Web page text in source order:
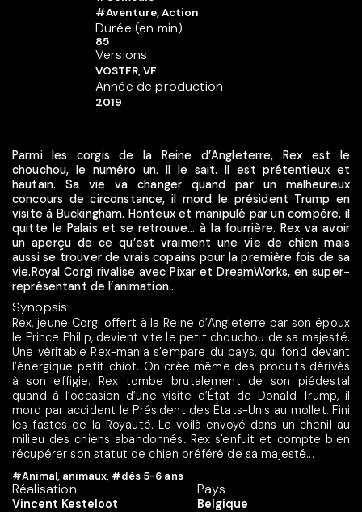
#Aventure, Action
Durée (en min)
85
Versions
VOSTFR, VF
Année de production
2019
Parmi les corgis de la Reine d’Angleterre, Rex est le
chouchou, le numéro un. Il le sait. Il est prétentieux et
hautain. Sa vie va changer quand par un malheureux
concours de circonstance, il mord le président Trump en
visite à Buckingham. Honteux et manipulé par un compère, il
quitte le Palais et se retrouve... à la fourrière. Rex va avoir
un aperçu de ce qu’est vraiment une vie de chien mais
aussi se trouver de vrais copains pour la première fois de sa
vie.Royal Corgi rivalise avec Pixar et DreamWorks, en super-
représentant de l’animation...
Synopsis
Rex, jeune Corgi offert à la Reine d’Angleterre par son époux
le Prince Philip, devient vite le petit chouchou de sa majesté.
Une véritable Rex-mania s’empare du pays, qui fond devant
l’énergique petit chiot. On crée même des produits dérivés
à son effigie. Rex tombe brutalement de son piédestal
quand à l’occasion d’une visite d’État de Donald Trump, il
mord par accident le Président des États-Unis au mollet. Fini
les fastes de la Royauté. Le voilà envoyé dans un chenil au
milieu des chiens abandonnés. Rex s'enfuit et compte bien
récupérer son statut de chien préféré de sa majesté...
#Animal, animaux, #dès 5-6 ans
Réalisation
Vincent Kesteloot
Pays
Belgique